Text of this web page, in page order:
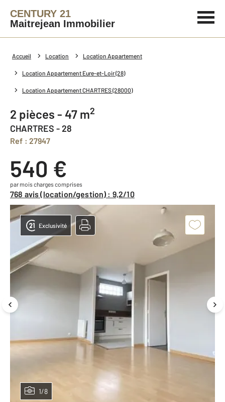
CENTURY 21
Maitrejean Immobilier
Accueil Location Location Appartement
Location Appartement Eure-et-Loir (28)
Location Appartement CHARTRES (28000)
2 pièces - 47 m2
CHARTRES - 28
Ref : 27947
540 €
par mois charges comprises
768 avis (location/gestion) : 9,2/10
1/8
Exclusivité